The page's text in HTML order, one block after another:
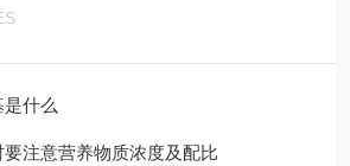
什么
注意营养物质浓度及配比